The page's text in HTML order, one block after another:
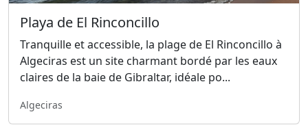
Playa de El Rinconcillo
Tranquille et accessible, la plage de El Rinconcillo à
Algeciras est un site charmant bordé par les eaux
claires de la baie de Gibraltar, idéale po...
Algeciras